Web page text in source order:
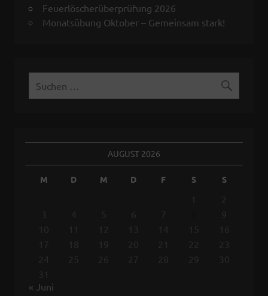
Feuerlöscherüberprüfung 2026
Monatsübung Oktober – Gemeinsam stark!
AUGUST 2026
M D M D F S S
« Juni